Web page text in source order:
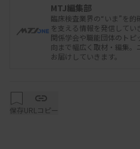
TFLXの小児用が投与され
り結晶尿が認められるこ
なることもある。こうし
全てに腎障害を来すもの
や相談をするよう求めた
MTJ編集部
臨床検査業界の“いま”を
を支える情報を発信してい
関係学会や職能団体のト
向まで幅広く取材・編集。
お届けしていきます。
保存URLコピー